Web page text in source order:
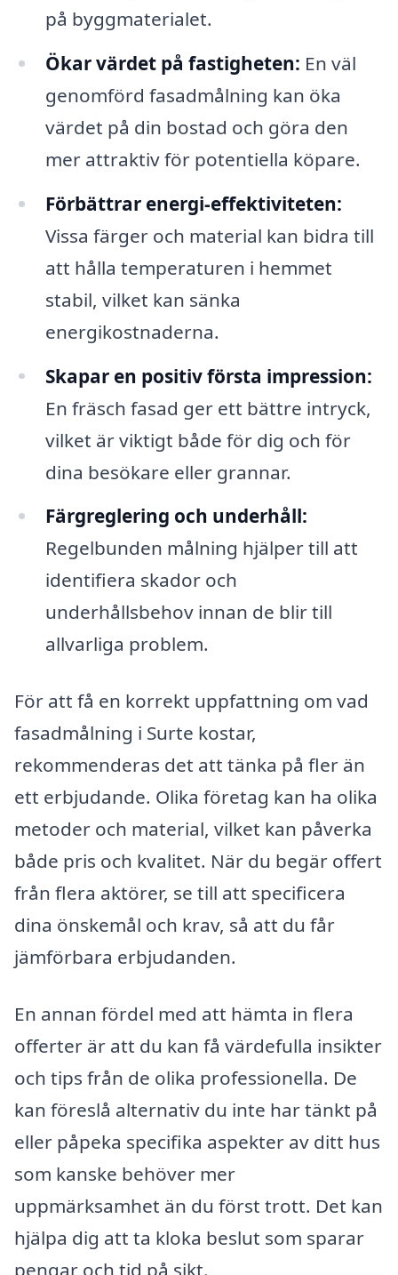
på byggmaterialet.
Ökar värdet på fastigheten: En väl
genomförd fasadmålning kan öka
värdet på din bostad och göra den
mer attraktiv för potentiella köpare.
Förbättrar energi-effektiviteten:
Vissa färger och material kan bidra till
att hålla temperaturen i hemmet
stabil, vilket kan sänka
energikostnaderna.
Skapar en positiv första impression:
En fräsch fasad ger ett bättre intryck,
vilket är viktigt både för dig och för
dina besökare eller grannar.
Färgreglering och underhåll:
Regelbunden målning hjälper till att
identifiera skador och
underhållsbehov innan de blir till
allvarliga problem.
För att få en korrekt uppfattning om vad
fasadmålning i Surte kostar,
rekommenderas det att tänka på fler än
ett erbjudande. Olika företag kan ha olika
metoder och material, vilket kan påverka
både pris och kvalitet. När du begär offert
från flera aktörer, se till att specificera
dina önskemål och krav, så att du får
jämförbara erbjudanden.
En annan fördel med att hämta in flera
offerter är att du kan få värdefulla insikter
och tips från de olika professionella. De
kan föreslå alternativ du inte har tänkt på
eller påpeka specifika aspekter av ditt hus
som kanske behöver mer
uppmärksamhet än du först trott. Det kan
hjälpa dig att ta kloka beslut som sparar
pengar och tid på sikt.